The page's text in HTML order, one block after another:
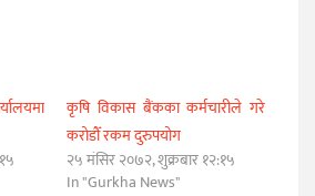
कृषि विकास बैंकका कर्मचारीले गरे
करोडौँ रकम दुरुपयोग
२५ मंसिर २०७२, शुक्रबार १२:१५
In "Gurkha News"